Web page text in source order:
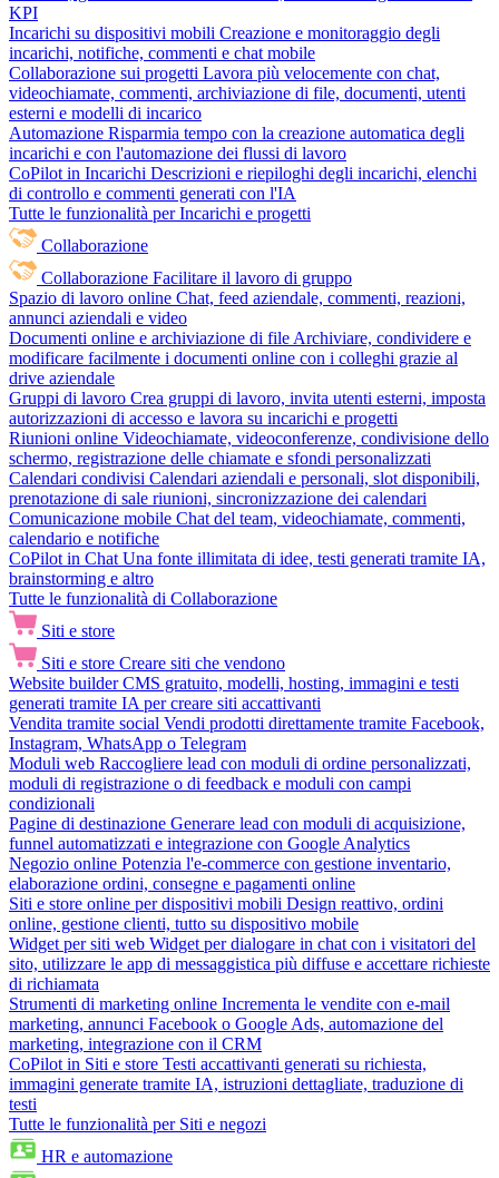
KPI
Incarichi su dispositivi mobili Creazione e monitoraggio degli
incarichi, notifiche, commenti e chat mobile
Collaborazione sui progetti Lavora più velocemente con chat,
videochiamate, commenti, archiviazione di file, documenti, utenti
esterni e modelli di incarico
Automazione Risparmia tempo con la creazione automatica degli
incarichi e con l'automazione dei flussi di lavoro
CoPilot in Incarichi Descrizioni e riepiloghi degli incarichi, elenchi
di controllo e commenti generati con l'IA
Tutte le funzionalità per Incarichi e progetti
Collaborazione
Collaborazione Facilitare il lavoro di gruppo
Spazio di lavoro online Chat, feed aziendale, commenti, reazioni,
annunci aziendali e video
Documenti online e archiviazione di file Archiviare, condividere e
modificare facilmente i documenti online con i colleghi grazie al
drive aziendale
Gruppi di lavoro Crea gruppi di lavoro, invita utenti esterni, imposta
autorizzazioni di accesso e lavora su incarichi e progetti
Riunioni online Videochiamate, videoconferenze, condivisione dello
schermo, registrazione delle chiamate e sfondi personalizzati
Calendari condivisi Calendari aziendali e personali, slot disponibili,
prenotazione di sale riunioni, sincronizzazione dei calendari
Comunicazione mobile Chat del team, videochiamate, commenti,
calendario e notifiche
CoPilot in Chat Una fonte illimitata di idee, testi generati tramite IA,
brainstorming e altro
Tutte le funzionalità di Collaborazione
Siti e store
Siti e store Creare siti che vendono
Website builder CMS gratuito, modelli, hosting, immagini e testi
generati tramite IA per creare siti accattivanti
Vendita tramite social Vendi prodotti direttamente tramite Facebook,
Instagram, WhatsApp o Telegram
Moduli web Raccogliere lead con moduli di ordine personalizzati,
moduli di registrazione o di feedback e moduli con campi
condizionali
Pagine di destinazione Generare lead con moduli di acquisizione,
funnel automatizzati e integrazione con Google Analytics
Negozio online Potenzia l'e-commerce con gestione inventario,
elaborazione ordini, consegne e pagamenti online
Siti e store online per dispositivi mobili Design reattivo, ordini
online, gestione clienti, tutto su dispositivo mobile
Widget per siti web Widget per dialogare in chat con i visitatori del
sito, utilizzare le app di messaggistica più diffuse e accettare richieste
di richiamata
Strumenti di marketing online Incrementa le vendite con e-mail
marketing, annunci Facebook o Google Ads, automazione del
marketing, integrazione con il CRM
CoPilot in Siti e store Testi accattivanti generati su richiesta,
immagini generate tramite IA, istruzioni dettagliate, traduzione di
testi
Tutte le funzionalità per Siti e negozi
HR e automazione